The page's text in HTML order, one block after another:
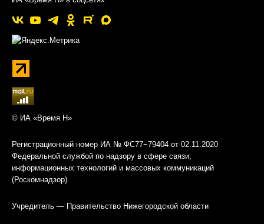
© ИА «Время Н»
Регистрационный номер ИА № ФС77−79404 от 02.11.2020
Федеральной службой по надзору в сфере связи,
информационных технологий и массовых коммуникаций
(Роскомнадзор)
Учредитель — Правительство Нижегородской области